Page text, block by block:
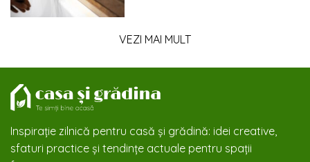
VEZI MAI MULT
Inspirație zilnică pentru casă și grădină: idei creative,
sfaturi practice și tendințe actuale pentru spații